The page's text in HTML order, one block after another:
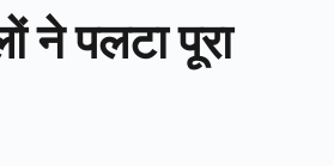
ने पलटा पूरा